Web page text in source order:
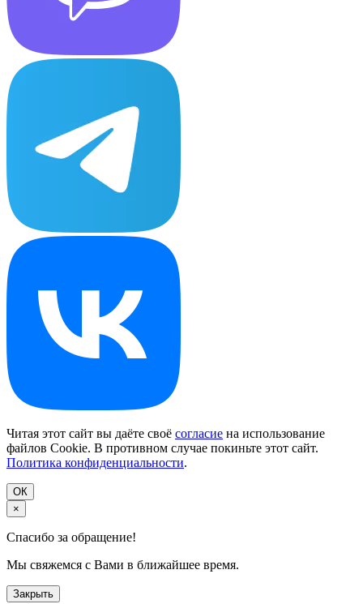
Читая этот сайт вы даёте своё согласие на использование
файлов Cookie. В противном случае покиньте этот сайт.
Политика конфиденциальности.
ОК
×
Спасибо за обращение!
Мы свяжемся с Вами в ближайшее время.
Закрыть